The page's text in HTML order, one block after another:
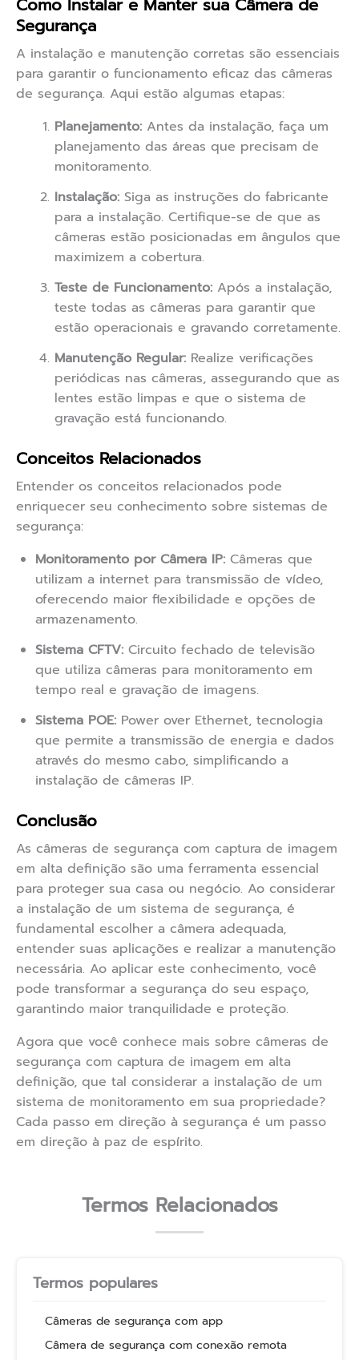
Como Instalar e Manter sua Câmera de
Segurança
A instalação e manutenção corretas são essenciais
para garantir o funcionamento eficaz das câmeras
de segurança. Aqui estão algumas etapas:
Planejamento: Antes da instalação, faça um
planejamento das áreas que precisam de
monitoramento.
Instalação: Siga as instruções do fabricante
para a instalação. Certifique-se de que as
câmeras estão posicionadas em ângulos que
maximizem a cobertura.
Teste de Funcionamento: Após a instalação,
teste todas as câmeras para garantir que
estão operacionais e gravando corretamente.
Manutenção Regular: Realize verificações
periódicas nas câmeras, assegurando que as
lentes estão limpas e que o sistema de
gravação está funcionando.
Conceitos Relacionados
Entender os conceitos relacionados pode
enriquecer seu conhecimento sobre sistemas de
segurança:
Monitoramento por Câmera IP: Câmeras que
utilizam a internet para transmissão de vídeo,
oferecendo maior flexibilidade e opções de
armazenamento.
Sistema CFTV: Circuito fechado de televisão
que utiliza câmeras para monitoramento em
tempo real e gravação de imagens.
Sistema POE: Power over Ethernet, tecnologia
que permite a transmissão de energia e dados
através do mesmo cabo, simplificando a
instalação de câmeras IP.
Conclusão
As câmeras de segurança com captura de imagem
em alta definição são uma ferramenta essencial
para proteger sua casa ou negócio. Ao considerar
a instalação de um sistema de segurança, é
fundamental escolher a câmera adequada,
entender suas aplicações e realizar a manutenção
necessária. Ao aplicar este conhecimento, você
pode transformar a segurança do seu espaço,
garantindo maior tranquilidade e proteção.
Agora que você conhece mais sobre câmeras de
segurança com captura de imagem em alta
definição, que tal considerar a instalação de um
sistema de monitoramento em sua propriedade?
Cada passo em direção à segurança é um passo
em direção à paz de espírito.
Termos Relacionados
Termos populares
Câmeras de segurança com app
Câmera de segurança com conexão remota